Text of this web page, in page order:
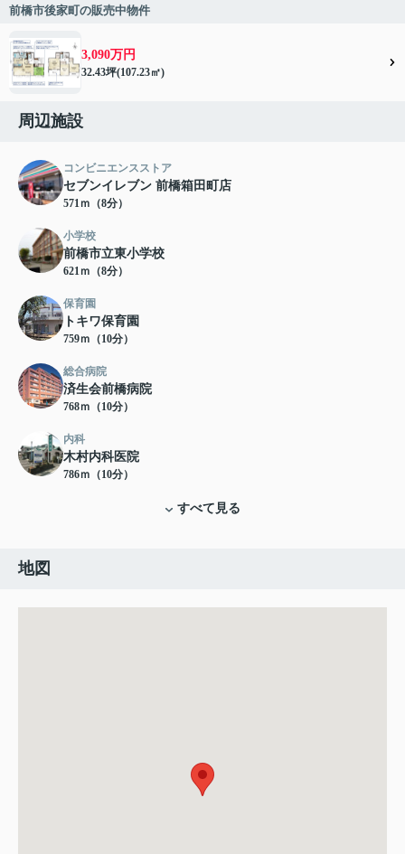
前橋市後家町の販売中物件
3,090万円
32.43坪(107.23㎡)
周辺施設
コンビニエンスストア
セブンイレブン 前橋箱田町店
571ｍ（8分）
小学校
前橋市立東小学校
621ｍ（8分）
保育園
トキワ保育園
759ｍ（10分）
総合病院
済生会前橋病院
768ｍ（10分）
内科
木村内科医院
786ｍ（10分）
すべて見る
地図